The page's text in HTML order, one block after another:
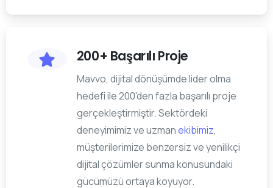
200+ Başarılı Proje
Mavvo, dijital dönüşümde lider olma
hedefi ile 200'den fazla başarılı proje
gerçekleştirmiştir. Sektördeki
deneyimimiz ve uzmanekibimiz,
müşterilerimize benzersiz ve yenilikçi
dijital çözümler sunma konusundaki
gücümüzü ortaya koyuyor.